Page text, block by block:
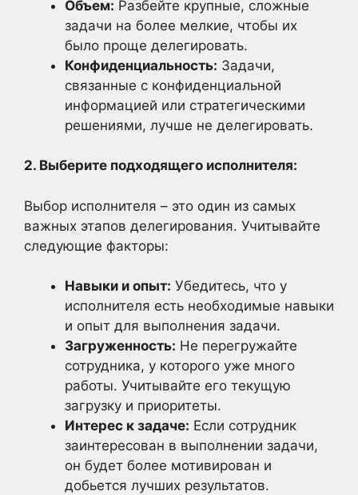
Объем: Разбейте крупные, сложные
задачи на более мелкие, чтобы их
было проще делегировать.
Конфиденциальность: Задачи,
связанные с конфиденциальной
информацией или стратегическими
решениями, лучше не делегировать.
2. Выберите подходящего исполнителя:
Выбор исполнителя – это один из самых
важных этапов делегирования. Учитывайте
следующие факторы:
Навыки и опыт: Убедитесь, что у
исполнителя есть необходимые навыки
и опыт для выполнения задачи.
Загруженность: Не перегружайте
сотрудника, у которого уже много
работы. Учитывайте его текущую
загрузку и приоритеты.
Интерес к задаче: Если сотрудник
заинтересован в выполнении задачи,
он будет более мотивирован и
добьется лучших результатов.